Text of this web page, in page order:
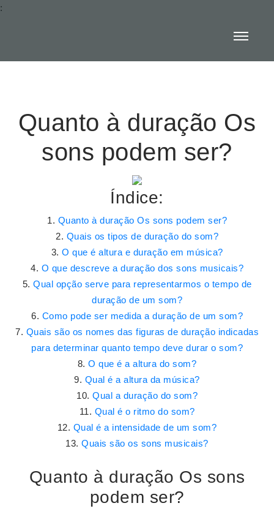
:
Quanto à duração Os
sons podem ser?
Índice:
Quanto à duração Os sons podem ser?
Quais os tipos de duração do som?
O que é altura e duração em música?
O que descreve a duração dos sons musicais?
Qual opção serve para representarmos o tempo de
duração de um som?
Como pode ser medida a duração de um som?
Quais são os nomes das figuras de duração indicadas
para determinar quanto tempo deve durar o som?
O que é a altura do som?
Qual é a altura da música?
Qual a duração do som?
Qual é o ritmo do som?
Qual é a intensidade de um som?
Quais são os sons musicais?
Quanto à duração Os sons
podem ser?